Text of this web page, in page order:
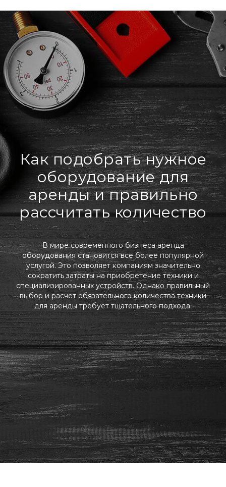
Как подобрать нужное
оборудование для
аренды и правильно
рассчитать количество
В мире современного бизнеса аренда
оборудования становится все более популярной
услугой. Это позволяет компаниям значительно
сократить затраты на приобретение техники и
специализированных устройств. Однако правильный
выбор и расчет обязательного количества техники
для аренды требует тщательного подхода.